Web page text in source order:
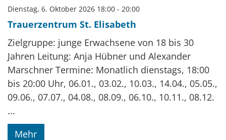
Dienstag, 6. Oktober 2026 18:00 - 20:00
Trauerzentrum St. Elisabeth
Zielgruppe: junge Erwachsene von 18 bis 30
Jahren Leitung: Anja Hübner und Alexander
Marschner Termine: Monatlich dienstags, 18:00
bis 20:00 Uhr, 06.01., 03.02., 10.03., 14.04., 05.05.,
09.06., 07.07., 04.08., 08.09., 06.10., 10.11., 08.12.
...
Mehr